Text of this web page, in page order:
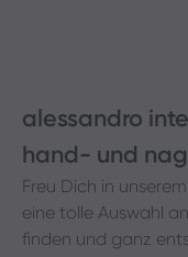
alessandro
hand- und
Freu Dich in
eine tolle Auswahl
finden und ganz